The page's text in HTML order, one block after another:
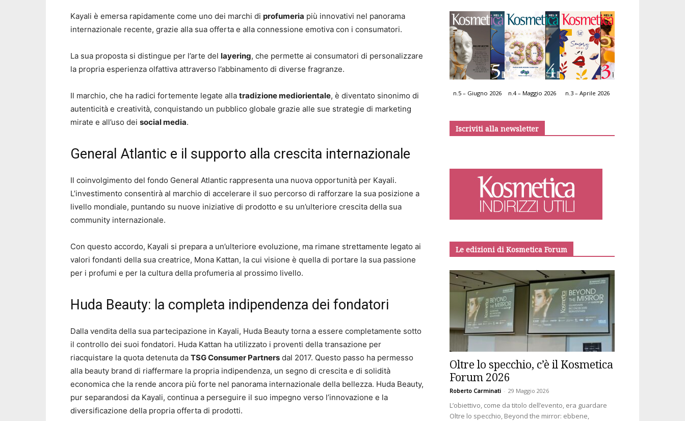
Kayali è emersa rapidamente come uno dei marchi di profumeria più innovativi nel panorama
internazionale recente, grazie alla sua offerta e alla connessione emotiva con i consumatori.
La sua proposta si distingue per l’arte del layering, che permette ai consumatori di personalizzare
la propria esperienza olfattiva attraverso l’abbinamento di diverse fragranze.
Il marchio, che ha radici fortemente legate alla tradizione mediorientale, è diventato sinonimo di
autenticità e creatività, conquistando un pubblico globale grazie alle sue strategie di marketing
mirate e all’uso dei social media.
General Atlantic e il supporto alla crescita internazionale
Il coinvolgimento del fondo General Atlantic rappresenta una nuova opportunità per Kayali.
L’investimento consentirà al marchio di accelerare il suo percorso di rafforzare la sua posizione a
livello mondiale, puntando su nuove iniziative di prodotto e su un’ulteriore crescita della sua
community internazionale.
Con questo accordo, Kayali si prepara a un’ulteriore evoluzione, ma rimane strettamente legato ai
valori fondanti della sua creatrice, Mona Kattan, la cui visione è quella di portare la sua passione
per i profumi e per la cultura della profumeria al prossimo livello.
Huda Beauty: la completa indipendenza dei fondatori
Dalla vendita della sua partecipazione in Kayali, Huda Beauty torna a essere completamente sotto
il controllo dei suoi fondatori. Huda Kattan ha utilizzato i proventi della transazione per
riacquistare la quota detenuta da TSG Consumer Partners dal 2017. Questo passo ha permesso
alla beauty brand di riaffermare la propria indipendenza, un segno di crescita e di solidità
economica che la rende ancora più forte nel panorama internazionale della bellezza. Huda Beauty,
pur separandosi da Kayali, continua a perseguire il suo impegno verso l’innovazione e la
diversificazione della propria offerta di prodotti.
n.5 – Giugno 2026 n.4 – Maggio 2026 n.3 – Aprile 2026
Iscriviti alla newsletter
Le edizioni di Kosmetica Forum
Oltre lo specchio, c’è il Kosmetica
Forum 2026
Roberto Carminati - 29 Maggio 2026
L’obiettivo, come da titolo dell’evento, era guardare
Oltre lo specchio, Beyond the mirror: ebbene,